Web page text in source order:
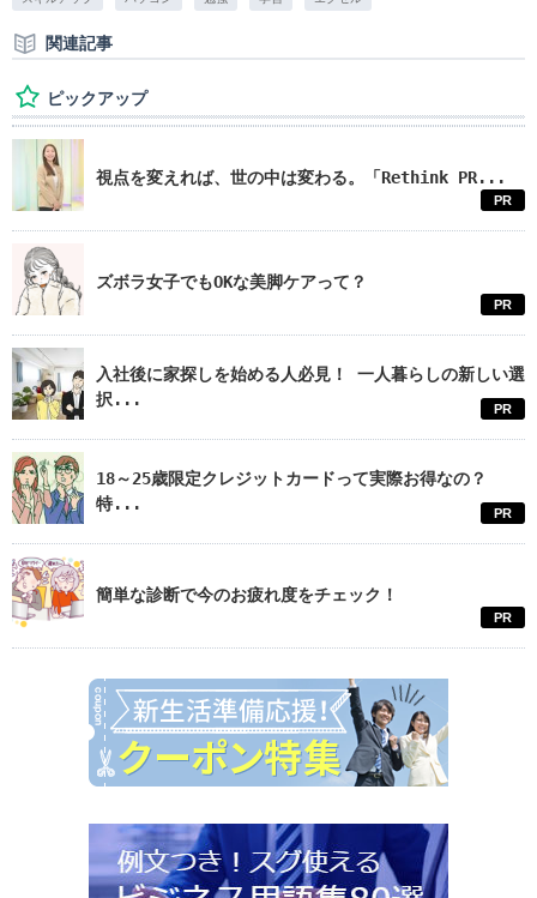
関連記事
ピックアップ
視点を変えれば、世の中は変わる。「Rethink PR...
PR
ズボラ女子でもOKな美脚ケアって？
PR
入社後に家探しを始める人必見！ 一人暮らしの新しい選
択...
PR
18～25歳限定クレジットカードって実際お得なの？
特...
PR
簡単な診断で今のお疲れ度をチェック！
PR